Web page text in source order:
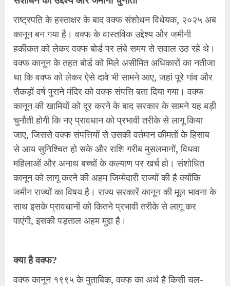
राष्ट्रपति के हस्ताक्षर के बाद वक्फ संशोधन विधेयक, २०२५ अब
कानून बन गया है। वक्फ के वास्तविक उद्देश्य और जमीनी
हकीकत को लेकर वक्फ बोर्ड पर लंबे समय से सवाल उठ रहे थे।
वक्फ कानून के तहत बोर्ड को मिले असीमित अधिकारों का नतीजा
था कि वक्फ को लेकर ऐसे दावे भी सामने आए, जहां पूरे गांव और
सैकड़ों वर्ष पुराने मंदिर को वक्फ संपत्ति बता दिया गया। वक्फ
कानून की खामियों को दूर करने के बाद सरकार के सामने यह बड़ी
चुनौती होगी कि नए प्रावधान को प्रभावी तरीके से लागू किया
जाए, जिससे वक्फ संपत्तियों से उसकी वर्तमान कीमतों के हिसाब
से आय सुनिश्चित हो सके और राशि गरीब मुसलमानों, विधवा
महिलाओं और अनाथ बच्चों के कल्याण पर खर्च हो। संशोधित
कानून को लागू करने की अहम जिम्मेदारी राज्यों की है क्योंकि
जमीन राज्यों का विषय है। राज्य सरकारें कानून की मूल भावना के
साथ इसके प्रावधानों को कितने प्रभावी तरीके से लागू कर
पाएंगी, इसकी पड़ताल अहम मुद्दा है।
क्या है वक्फ?
वक्फ कानून १९९५ के मुताबिक, वक्फ का अर्थ है किसी चल-